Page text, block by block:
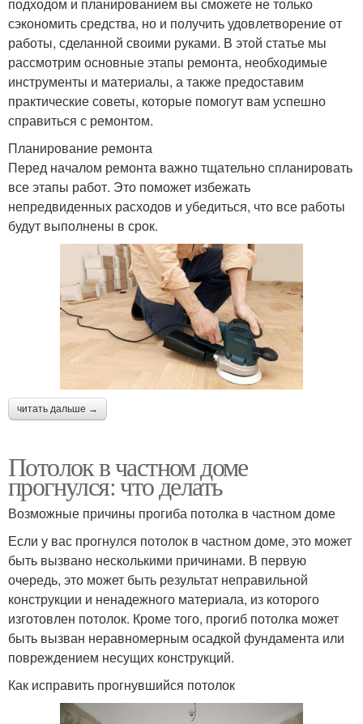
подходом и планированием вы сможете не только
сэкономить средства, но и получить удовлетворение от
работы, сделанной своими руками. В этой статье мы
рассмотрим основные этапы ремонта, необходимые
инструменты и материалы, а также предоставим
практические советы, которые помогут вам успешно
справиться с ремонтом.
Планирование ремонта
Перед началом ремонта важно тщательно спланировать
все этапы работ. Это поможет избежать
непредвиденных расходов и убедиться, что все работы
будут выполнены в срок.
читать дальше →
Потолок в частном доме
прогнулся: что делать
Возможные причины прогиба потолка в частном доме
Если у вас прогнулся потолок в частном доме, это может
быть вызвано несколькими причинами. В первую
очередь, это может быть результат неправильной
конструкции и ненадежного материала, из которого
изготовлен потолок. Кроме того, прогиб потолка может
быть вызван неравномерным осадкой фундамента или
повреждением несущих конструкций.
Как исправить прогнувшийся потолок